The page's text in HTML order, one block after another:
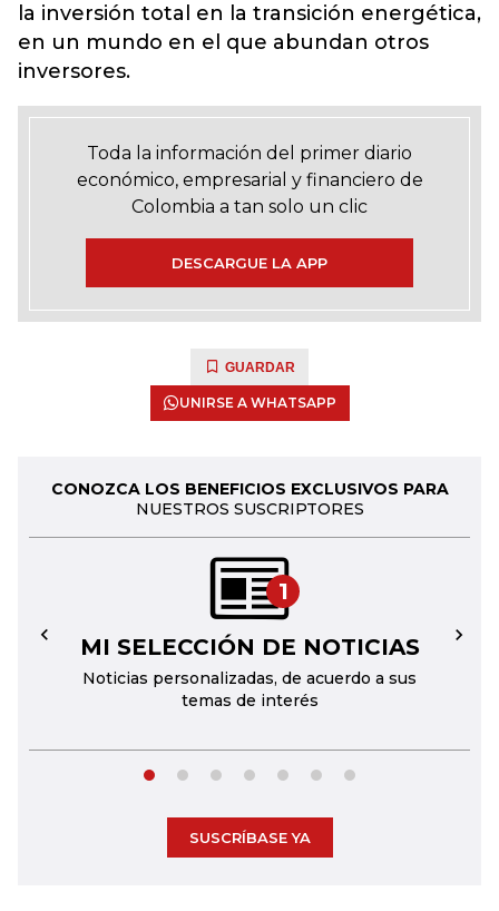
la inversión total en la transición energética,
en un mundo en el que abundan otros
inversores.
Toda la información del primer diario
económico, empresarial y financiero de
Colombia a tan solo un clic
DESCARGUE LA APP
GUARDAR
UNIRSE A WHATSAPP
CONOZCA LOS BENEFICIOS EXCLUSIVOS PARA
NUESTROS SUSCRIPTORES
1
MI SELECCIÓN DE NOTICIAS
Noticias personalizadas, de acuerdo a sus
temas de interés
← →
SUSCRÍBASE YA